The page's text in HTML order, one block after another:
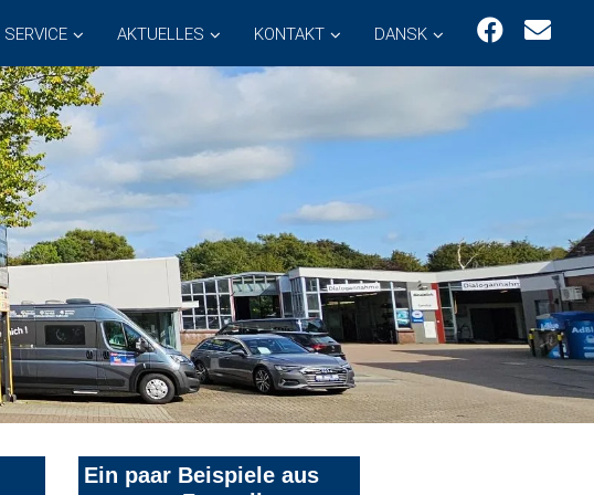
SERVICE AKTUELLES KONTAKT DANSK
Ein paar Beispiele aus